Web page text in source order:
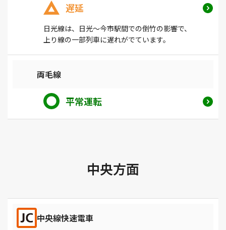
遅延
日光線は、日光～今市駅間での倒竹の影響で、
上り線の一部列車に遅れがでています。
両毛線
平常運転
中央方面
中央線快速電車